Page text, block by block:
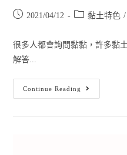
2021/04/12 黏土特色 /
很多人都會詢問黏黏，許多黏
解答...
Continue Reading